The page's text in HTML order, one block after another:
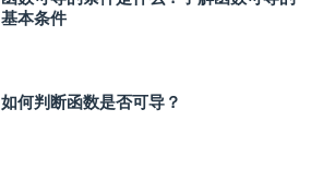
基本条件
如何判断函数是否可导？